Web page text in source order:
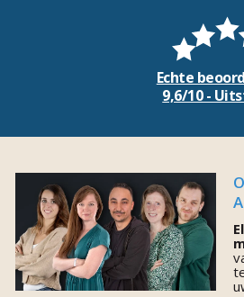
Echte
9,6/10 -